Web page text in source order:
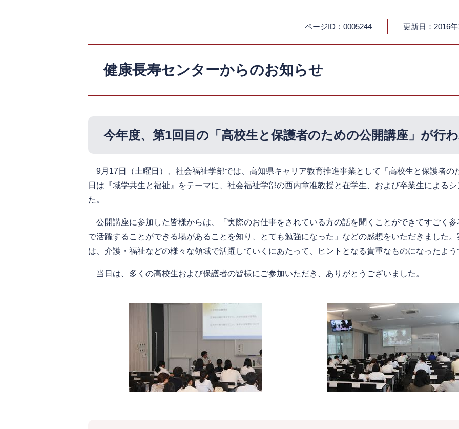
ページID：0005244 更新日：2016
健康長寿センターからのお知らせ
今年度、第1回目の「高校生と保護者のための公開講座」が行
9月17日（土曜日）、社会福祉学部では、高知県キャリア教育推進事業として「高校生と保護者の
日は『域学共生と福祉』をテーマに、社会福祉学部の西内章准教授と在学生、および卒業生による
た。
公開講座に参加した皆様からは、「実際のお仕事をされている方の話を聞くことができてすごく
で活躍することができる場があることを知り、とても勉強になった」などの感想をいただきました
は、介護・福祉などの様々な領域で活躍していくにあたって、ヒントとなる貴重なものになったよう
当日は、多くの高校生および保護者の皆様にご参加いただき、ありがとうございました。